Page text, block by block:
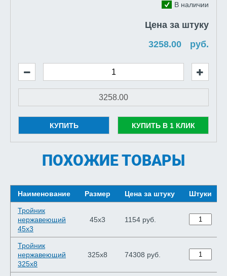
В наличии
Цена за штуку
руб.
КУПИТЬ КУПИТЬ В 1 КЛИК
ПОХОЖИЕ ТОВАРЫ
Наименование Размер Цена за штуку Штуки
Тройник
нержавеющий
45х3
45х3 1154 руб.
Тройник
нержавеющий
325х8
325х8 74308 руб.